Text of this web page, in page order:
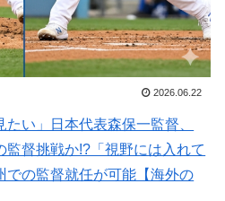
国の医療関係者も同じように行
震】
は長崎に原爆が投下された日だな
完全に余分だったな」「原爆よ
被害が大きかったんだよな」
ロー、マ軍主催のホームラン競
時代の噂は本当だったんだ
2026.06.22
い」日本代表森保一監督、
監督挑戦か!?「視野には入れて
での監督就任が可能【海外の